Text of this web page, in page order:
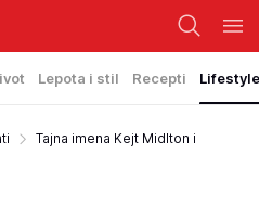
Lepota i stil Recepti Lifestyle
Tajna imena Kejt Midlton i